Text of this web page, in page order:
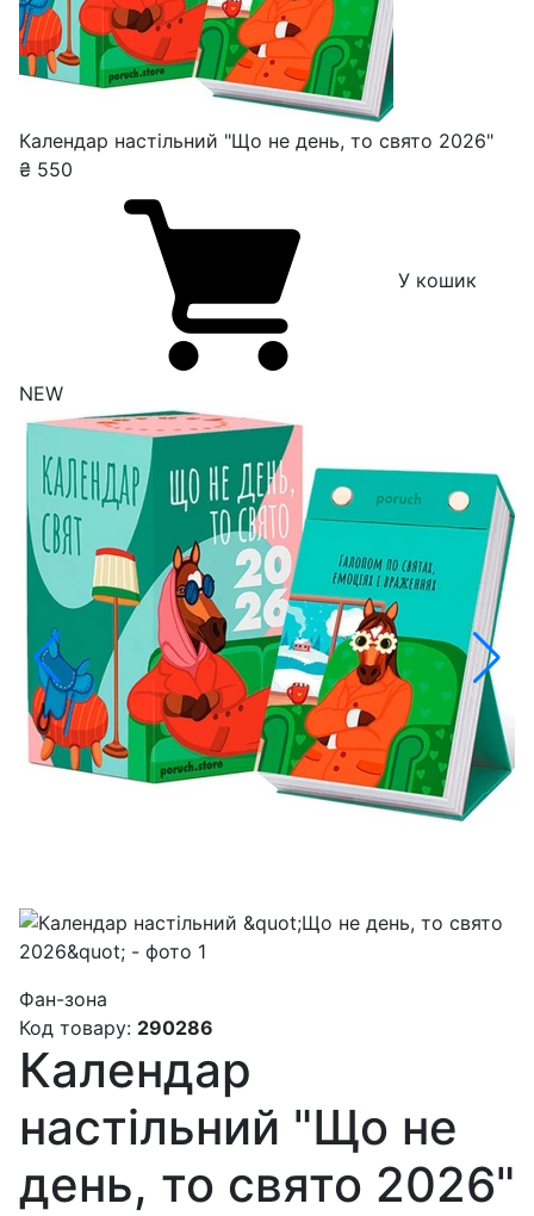
Календар настільний "Що не день, то свято 2026"
₴ 550
У кошик
NEW
Фан-зона
Код товару: 290286
Календар
настільний "Що не
день, то свято 2026"